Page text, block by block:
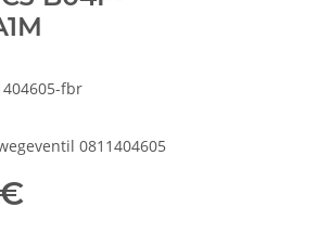
fbr
0811404605